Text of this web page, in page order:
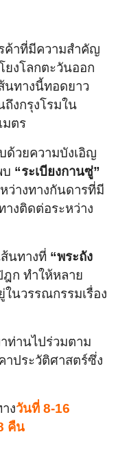
ค้าที่มีความสำคัญ
ยงโลกตะวันออก
นทางนี้ทอดยาว
งกรุงโรมใน
มตร
ด้วยความบังเอิญ
“ระเบียงกานซู่”
ว่างทางกันดารที่มี
างติดต่อระหว่าง
นทางที่ “พระถัง
ก ทำให้หลาย
นวรรณกรรมเรื่อง
ท่านไปร่วมตาม
ประวัติศาสตร์ซึ่ง
งวันที่ 8-16
คืน